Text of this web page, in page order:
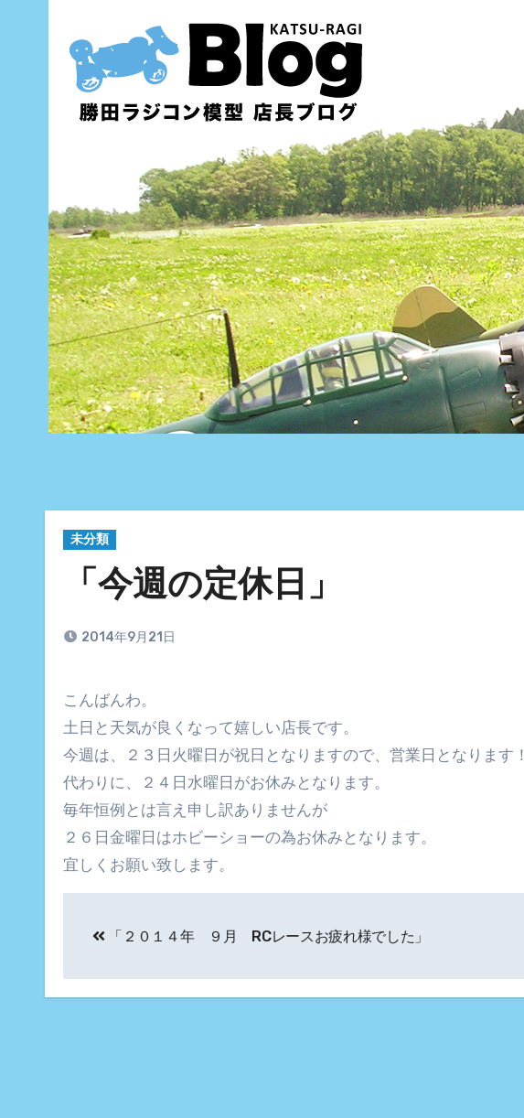
未分類
「今週の定休日」
2014年9月21日
こんばんわ。
土日と天気が良くなって嬉しい店長です。
今週は、２３日火曜日が祝日となりますので、営業日となります！
代わりに、２４日水曜日がお休みとなります。
毎年恒例とは言え申し訳ありませんが
２６日金曜日はホビーショーの為お休みとなります。
宜しくお願い致します。
ナ
「２０１４年 ９月 RCレースお疲れ様でした」